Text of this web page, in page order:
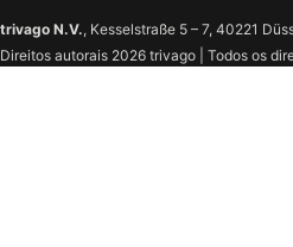
trivago N.V., Kesselstraße 5 – 7, 40221
Direitos autorais 2026 trivago | Todos os